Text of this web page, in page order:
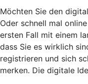
Möchten Sie den
Oder schnell mal
ersten Fall mit einem
dass Sie es wirklich
registrieren und sich
merken. Die digitale